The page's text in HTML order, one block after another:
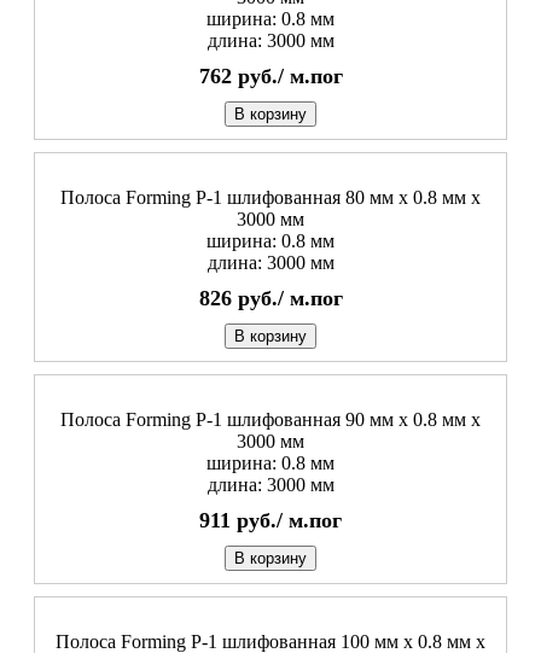
ширина: 0.8 мм
длина: 3000 мм
762 руб./ м.пог
В корзину
Полоса Forming P-1 шлифованная 80 мм x 0.8 мм х
3000 мм
ширина: 0.8 мм
длина: 3000 мм
826 руб./ м.пог
В корзину
Полоса Forming P-1 шлифованная 90 мм x 0.8 мм х
3000 мм
ширина: 0.8 мм
длина: 3000 мм
911 руб./ м.пог
В корзину
Полоса Forming P-1 шлифованная 100 мм x 0.8 мм х